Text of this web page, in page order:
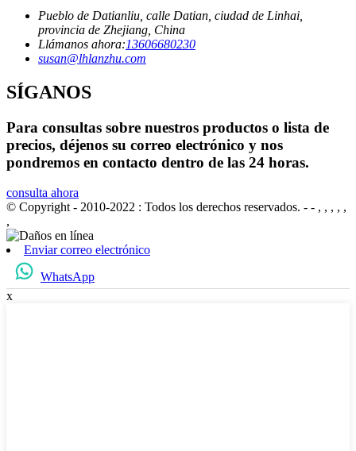
Pueblo de Datianliu, calle Datian, ciudad de Linhai,
provincia de Zhejiang, China
Llámanos ahora:13606680230
susan@lhlanzhu.com
SÍGANOS
Para consultas sobre nuestros productos o lista de
precios, déjenos su correo electrónico y nos
pondremos en contacto dentro de las 24 horas.
consulta ahora
© Copyright - 2010-2022 : Todos los derechos reservados. - - , , , , ,
,
Enviar correo electrónico
WhatsApp
x